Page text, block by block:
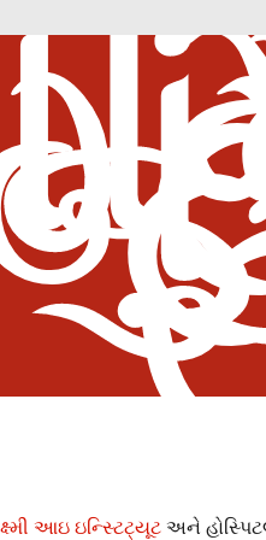
આઇ ઇન્સ્ટિટ્યૂટ અને